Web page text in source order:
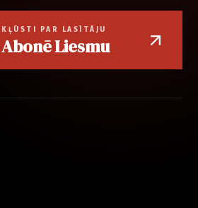
KĻŪSTI PAR LASĪTĀJU
Abonē Liesmu